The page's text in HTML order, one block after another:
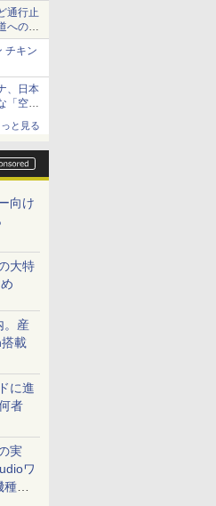
通行止
への迂
チキン
、日本
「空港
っと見る
向け
大特
。産
載
に進
者
実
ワ
を